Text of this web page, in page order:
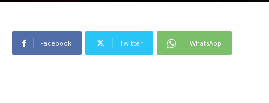
Facebook Twitter WhatsApp